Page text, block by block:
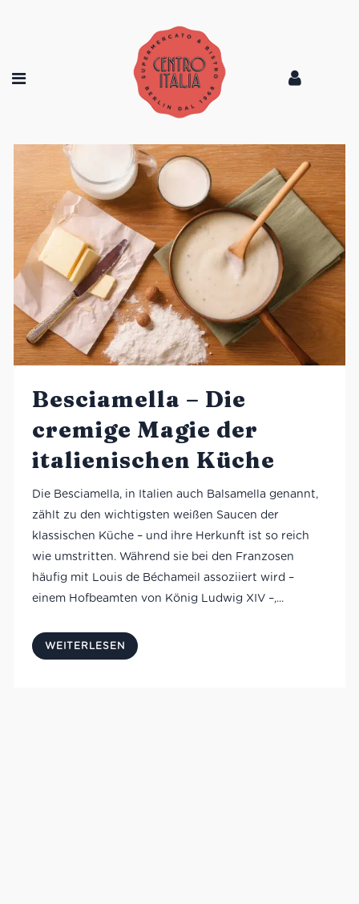
Besciamella – Die
cremige Magie der
italienischen Küche
Die Besciamella, in Italien auch Balsamella genannt,
zählt zu den wichtigsten weißen Saucen der
klassischen Küche – und ihre Herkunft ist so reich
wie umstritten. Während sie bei den Franzosen
häufig mit Louis de Béchameil assoziiert wird –
einem Hofbeamten von König Ludwig XIV –,...
WEITERLESEN